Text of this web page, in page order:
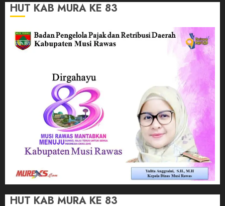
HUT KAB MURA KE 83
HUT KAB MURA KE 83